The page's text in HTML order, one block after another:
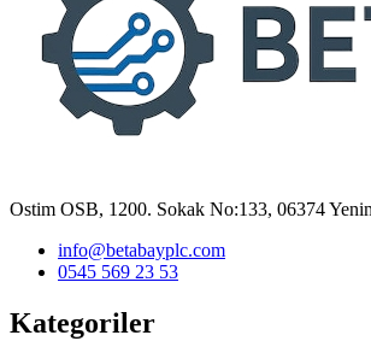
Ostim OSB, 1200. Sokak No:133, 06374
info@betabayplc.com
0545 569 23 53
Kategoriler